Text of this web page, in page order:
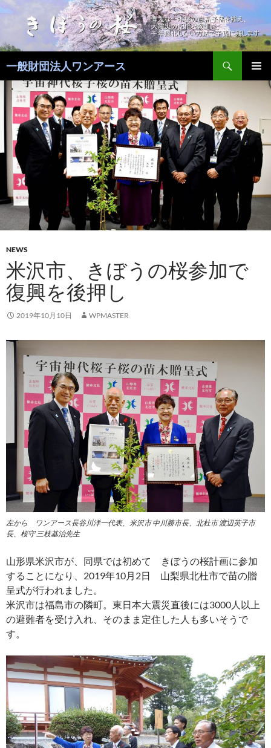
コ
ン
ツ
へ
一般財団法人ワンアース
メインメ
NEWS
米沢市、きぼうの桜参加で
復興を後押し
2019年10月10日 WPMASTER
左から ワンアース長谷川洋一代表、米沢市 中川勝市長、北杜市 渡辺英子市
長、桜守 三枝基治先生
山形県米沢市が、同県では初めて きぼうの桜計画に参加
することになり、2019年10月2日 山梨県北杜市で苗の贈
呈式が行われました。
米沢市は福島市の隣町。東日本大震災直後には3000人以上
の避難者を受け入れ、そのまま定住した人も多いそうで
す。